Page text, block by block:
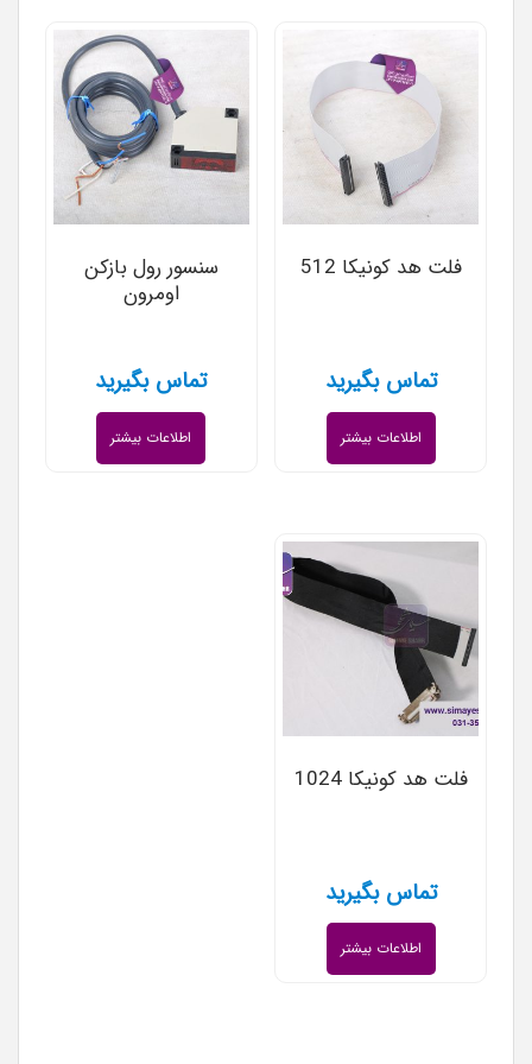
فلت هد کونیکا 512
تماس بگیرید
اطلاعات بیشتر
سنسور رول بازکن
اومرون
تماس بگیرید
اطلاعات بیشتر
فلت هد کونیکا 1024
تماس بگیرید
اطلاعات بیشتر